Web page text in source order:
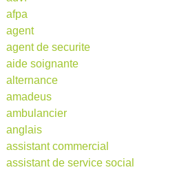
afpa
agent
agent de securite
aide soignante
alternance
amadeus
ambulancier
anglais
assistant commercial
assistant de service social